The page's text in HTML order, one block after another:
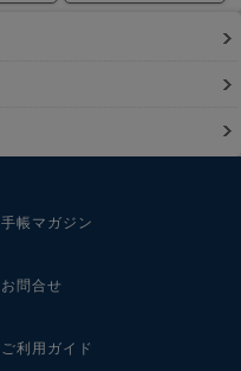
手帳マガジン
お問合せ
ご利用ガイド